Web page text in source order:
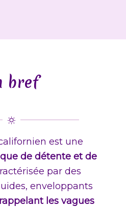
bref
est une
de détente et de
par des
enveloppants
rappelant les vagues